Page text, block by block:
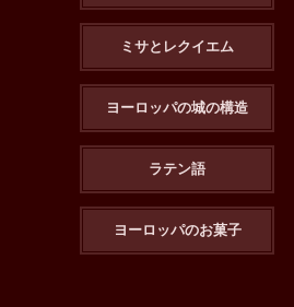
ミサとレクイエム
ヨーロッパの城の構造
ラテン語
ヨーロッパのお菓子